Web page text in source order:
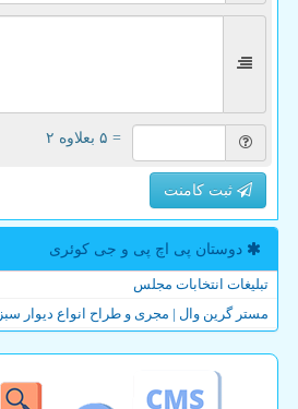
= ۵ بعلاوه ۲
ثبت کامنت
دوستان پی اچ پی و جی كوئری
تبلیغات انتخابات مجلس
مستر گرین وال | مجری و طراح انواع دیوار سبز